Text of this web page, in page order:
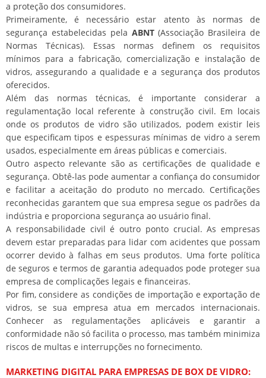
a proteção dos consumidores.
Primeiramente, é necessário estar atento às normas de
segurança estabelecidas pela ABNT(Associação Brasileira de
Normas Técnicas). Essas normas definem os requisitos
mínimos para a fabricação, comercialização e instalação de
vidros, assegurando a qualidade e a segurança dos produtos
oferecidos.
Além das normas técnicas, é importante considerar a
regulamentação local referente à construção civil. Em locais
onde os produtos de vidro são utilizados, podem existir leis
que especificam tipos e espessuras mínimas de vidro a serem
usados, especialmente em áreas públicas e comerciais.
Outro aspecto relevante são as certificações de qualidade e
segurança. Obtê-las pode aumentar a confiança do consumidor
e facilitar a aceitação do produto no mercado. Certificações
reconhecidas garantem que sua empresa segue os padrões da
indústria e proporciona segurança ao usuário final.
A responsabilidade civil é outro ponto crucial. As empresas
devem estar preparadas para lidar com acidentes que possam
ocorrer devido à falhas em seus produtos. Uma forte política
de seguros e termos de garantia adequados pode proteger sua
empresa de complicações legais e financeiras.
Por fim, considere as condições de importação e exportação de
vidros, se sua empresa atua em mercados internacionais.
Conhecer as regulamentações aplicáveis e garantir a
conformidade não só facilita o processo, mas também minimiza
riscos de multas e interrupções no fornecimento.
MARKETING DIGITAL PARA EMPRESAS DE BOX DE VIDRO: